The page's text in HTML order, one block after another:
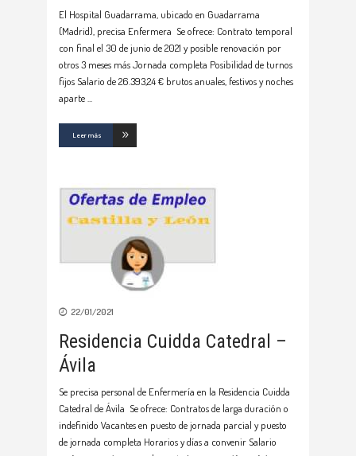
El Hospital Guadarrama, ubicado en Guadarrama
(Madrid), precisa Enfermera Se ofrece: Contrato temporal
con final el 30 de junio de 2021 y posible renovación por
otros 3 meses más Jornada completa Posibilidad de turnos
fijos Salario de 26.393,24 € brutos anuales, festivos y noches
aparte
Leer más
22/01/2021
Residencia Cuidda Catedral –
Ávila
Se precisa personal de Enfermería en la Residencia Cuidda
Catedral de Ávila Se ofrece: Contratos de larga duración o
indefinido Vacantes en puesto de jornada parcial y puesto
de jornada completa Horarios y días a convenir Salario